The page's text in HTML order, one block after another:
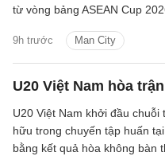
9h trước Man City
từ vòng bảng ASEAN Cup
với tên Bung Towel, công khai
gay gắt màn trình diễn của
U20 Việt Nam hòa
U20 Việt Nam khởi đầu chuỗi
hữu trong chuyến tập huấn
bằng kết quả hòa không bàn